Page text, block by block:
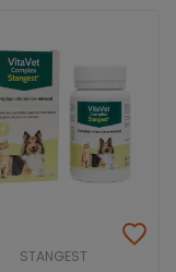
STANGEST